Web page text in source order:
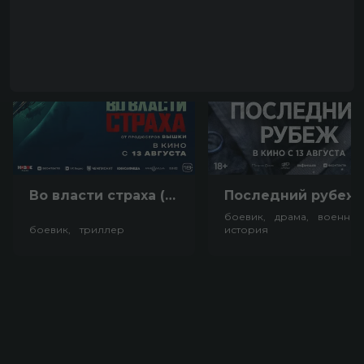
Во власти страха (18+)
боевик, триллер
боевик, драма,
история